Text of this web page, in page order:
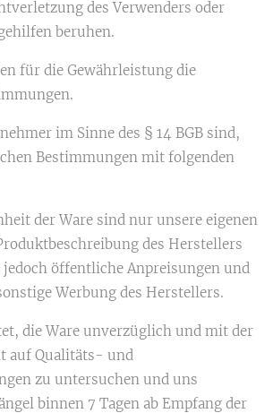
des Verwenders oder
beruhen.
für die Gewährleistung die
im Sinne des § 14 BGB sind,
Bestimmungen mit folgenden
der Ware sind nur unsere eigenen
des Herstellers
öffentliche Anpreisungen und
Werbung des Herstellers.
die Ware unverzüglich und mit der
auf Qualitäts- und
zu untersuchen und uns
binnen 7 Tagen ab Empfang der